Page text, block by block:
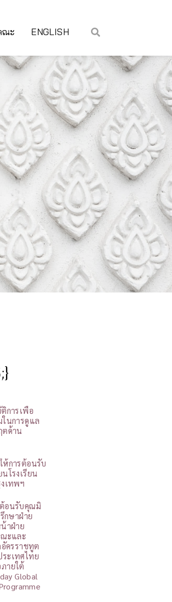
ณะ ENGLISH
การเพื่อ
นการดูแล
ตด้าน
ห้การต้อนรับ
โรงเรียน
เทพฯ
อนรับคุณมิ
กษาฝ่าย
าฝ่าย
ะและ
ครราชทูต
ะเทศไทย
ายใต้
Global